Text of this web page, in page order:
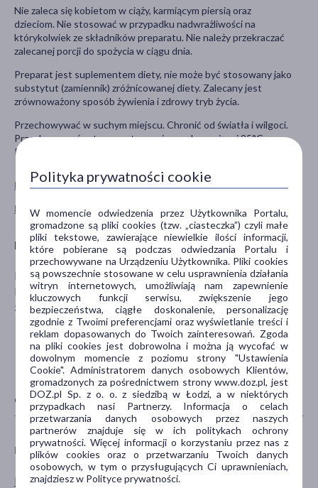
Pokaż wszystkie produkty MYVITA
Pokaż wszystkie produkty linii Silver marki MyVita
Producent
PRONESS
Nowodworska 17
59-220 Legnica
Nie zaleca się kobietom w ciąży, karmiącym piersią oraz
dzieciom. Nie stosować w przypadku nadwrażliwości na
którykolwiek ze składników preparatu. Nie należy przekraczać
zalecanej porcji do spożycia w ciągu dnia.
Preparat jest suplementem diety, nie może być stosowany jako
substytut (zamiennik) zróżnicowanej diety. Zalecany jest
zrównoważony sposób żywienia i zdrowy tryb życia.
Przechowywać w suchym miejscu. Chronić od światła i wilgoci.
Przechowywać w temperaturze nie przekraczającej 25°C.
Przechowywać w sposób niedostępny dla małych dzieci.
CECHY PRODUKTU
PŁEĆ
Mężczyzna
WIEK
dla dorosłych
Polityka prywatności cookie
W momencie odwiedzenia przez Użytkownika Portalu,
gromadzone są pliki cookies (tzw. „ciasteczka”) czyli małe
pliki tekstowe, zawierające niewielkie ilości informacji,
które pobierane są podczas odwiedzania Portalu i
przechowywane na Urządzeniu Użytkownika. Pliki cookies
są powszechnie stosowane w celu usprawnienia działania
witryn internetowych, umożliwiają nam zapewnienie
kluczowych funkcji serwisu, zwiększenie jego
bezpieczeństwa, ciągłe doskonalenie, personalizację
zgodnie z Twoimi preferencjami oraz wyświetlanie treści i
reklam dopasowanych do Twoich zainteresowań. Zgoda
na pliki cookies jest dobrowolna i można ją wycofać w
dowolnym momencie z poziomu strony "Ustawienia
Cookie". Administratorem danych osobowych Klientów,
gromadzonych za pośrednictwem strony www.doz.pl, jest
DOZ.pl Sp. z o. o. z siedzibą w Łodzi, a w niektórych
przypadkach nasi Partnerzy. Informacja o celach
przetwarzania danych osobowych przez naszych
partnerów znajduje się w ich politykach ochrony
prywatności. Więcej informacji o korzystaniu przez nas z
plików cookies oraz o przetwarzaniu Twoich danych
osobowych, w tym o przysługujących Ci uprawnieniach,
znajdziesz w Polityce prywatności.